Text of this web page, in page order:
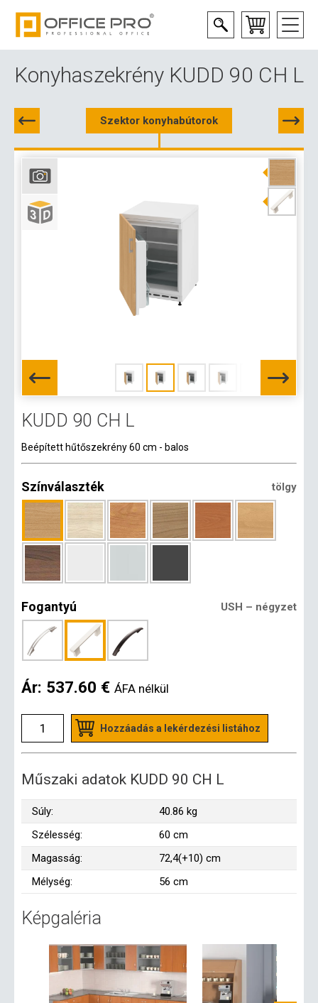
Konyhaszekrény KUDD 90 CH L
Szektor konyhabútorok
KUDD 90 CH L
Beépített hűtőszekrény 60 cm - balos
Színválaszték tölgy
Fogantyú USH – négyzet
Ár: 537.60 € ÁFA nélkül
Hozzáadás a lekérdezési listához
Műszaki adatok KUDD 90 CH L
Súly:
40.86 kg
Szélesség:
60 cm
Magasság:
72,4(+10) cm
Mélység:
56 cm
Képgaléria